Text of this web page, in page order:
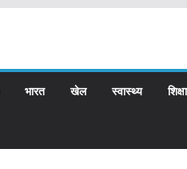
भारत खेल स्वास्थ्य शिक्षा